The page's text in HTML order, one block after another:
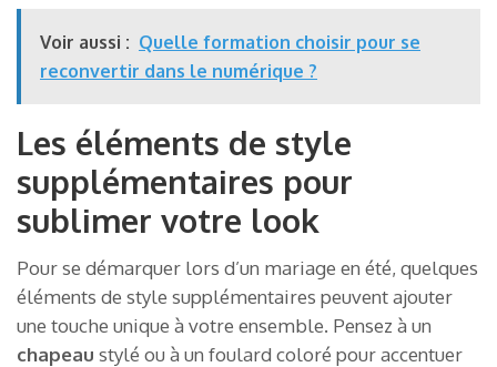
Voir aussi : Quelle formation choisir pour se
reconvertir dans le numérique ?
Les éléments de style
supplémentaires pour
sublimer votre look
Pour se démarquer lors d’un mariage en été, quelques
éléments de style supplémentaires peuvent ajouter
une touche unique à votre ensemble. Pensez à un
chapeau stylé ou à un foulard coloré pour accentuer